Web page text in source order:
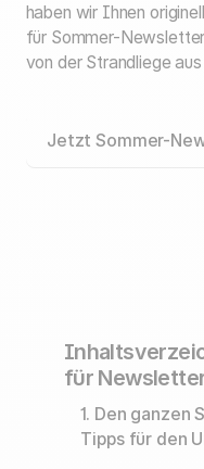
haben wir Ihnen
für Sommer-
von der Strandliege
Jetzt Sommer-
für
1. Den ganzen
Tipps für den